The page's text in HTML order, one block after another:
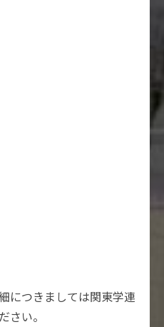
につきましては関東学連
さい。